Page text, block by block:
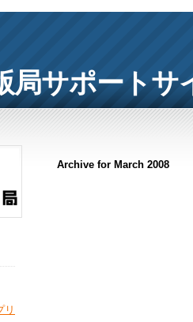
局サポートサ
Archive for March 2008
リ